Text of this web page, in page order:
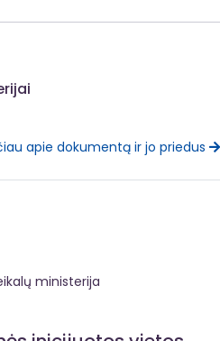
apie dokumentą ir jo priedus
ministerija